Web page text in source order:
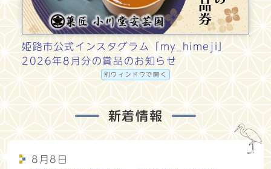
姫路市公式インスタグラム「my_himeji」
2026年8月分の賞品のお知らせ
別ウィンドウで開く
新着情報
8月8日